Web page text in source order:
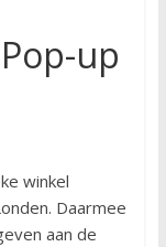
up
winkel
Daarmee
aan de